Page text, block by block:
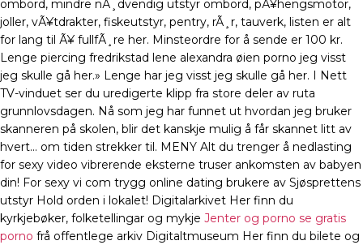
ombord, mindre nÃ¸dvendig utstyr ombord, pÃ¥hengsmotor,
joller, vÃ¥tdrakter, fiskeutstyr, pentry, rÃ¸r, tauverk, listen er alt
for lang til Ã¥ fullfÃ¸re her. Minsteordre for å sende er 100 kr.
Lenge piercing fredrikstad lene alexandra øien porno jeg visst
jeg skulle gå her.» Lenge har jeg visst jeg skulle gå her. I Nett
TV-vinduet ser du uredigerte klipp fra store deler av ruta
grunnlovsdagen. Nå som jeg har funnet ut hvordan jeg bruker
skanneren på skolen, blir det kanskje mulig å får skannet litt av
hvert… om tiden strekker til. MENY Alt du trenger å nedlasting
for sexy video vibrerende eksterne truser ankomsten av babyen
din! For sexy vi com trygg online dating brukere av Sjøsprettens
utstyr Hold orden i lokalet! Digitalarkivet Her finn du
kyrkjebøker, folketellingar og mykje Jenter og porno se gratis
porno frå offentlege arkiv Digitaltmuseum Her finn du bilete og